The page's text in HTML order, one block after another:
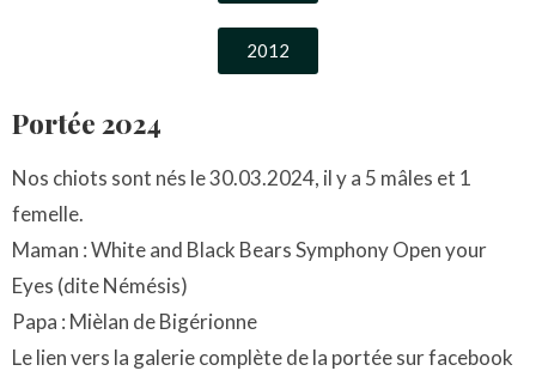
2012
Portée 2024
Nos chiots sont nés le 30.03.2024, il y a 5 mâles et 1
femelle.
Maman : White and Black Bears Symphony Open your
Eyes (dite Némésis)
Papa : Mièlan de Bigérionne
Le lien vers la galerie complète de la portée sur facebook